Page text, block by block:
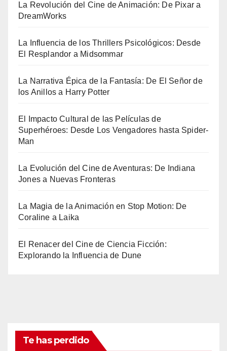
La Revolución del Cine de Animación: De Pixar a
DreamWorks
La Influencia de los Thrillers Psicológicos: Desde
El Resplandor a Midsommar
La Narrativa Épica de la Fantasía: De El Señor de
los Anillos a Harry Potter
El Impacto Cultural de las Películas de
Superhéroes: Desde Los Vengadores hasta Spider-
Man
La Evolución del Cine de Aventuras: De Indiana
Jones a Nuevas Fronteras
La Magia de la Animación en Stop Motion: De
Coraline a Laika
El Renacer del Cine de Ciencia Ficción:
Explorando la Influencia de Dune
Te has perdido